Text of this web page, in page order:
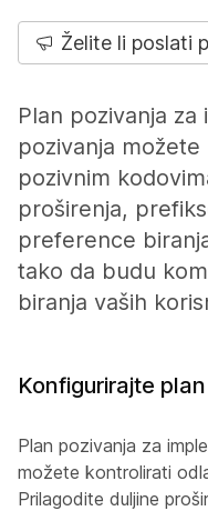
Želite li poslati
Plan pozivanja
pozivanja
pozivnim
proširenja,
preference
tako da budu
biranja vaših
Konfigurirajte
Plan pozivanja za
možete kontrolirati
Prilagodite duljine